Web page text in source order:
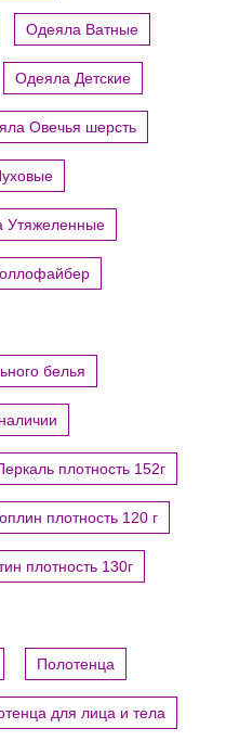
Одеяла Ватные
Одеяла Детские
Овечья шерсть
Утяжеленные
белья
плотность 152г
плотность 120 г
плотность 130г
Полотенца
для лица и тела